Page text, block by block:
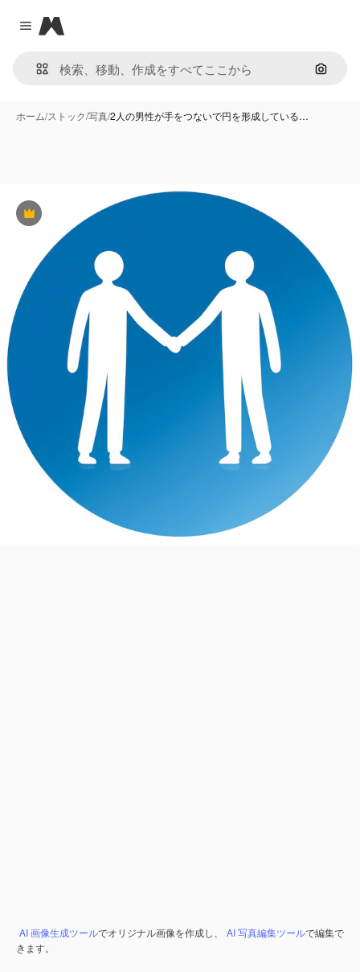
Close menu
Magnific
画像で
ホーム/ストック/写真/2人の男性が手をつないで円を形成している…
Premium
AI 画像生成ツールでオリジナル画像を作成し、 AI 写真編集ツールで編集で
きます。